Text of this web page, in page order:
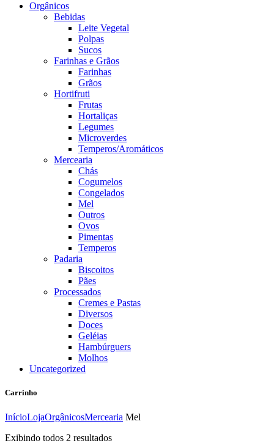
Orgânicos
Bebidas
Leite Vegetal
Polpas
Sucos
Farinhas e Grãos
Farinhas
Grãos
Hortifruti
Frutas
Hortaliças
Legumes
Microverdes
Temperos/Aromáticos
Mercearia
Chás
Cogumelos
Congelados
Mel
Outros
Ovos
Pimentas
Temperos
Padaria
Biscoitos
Pães
Processados
Cremes e Pastas
Diversos
Doces
Geléias
Hambúrguers
Molhos
Uncategorized
Carrinho
InícioLojaOrgânicosMercearia Mel
Exibindo todos 2 resultados